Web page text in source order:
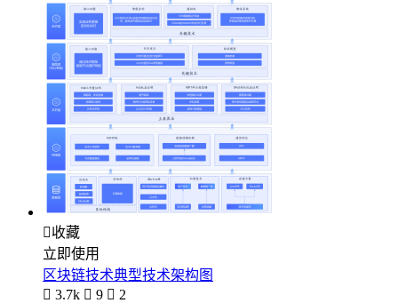
收藏
立即使用
区块链技术典型技术架构图
 3.7k  9  2